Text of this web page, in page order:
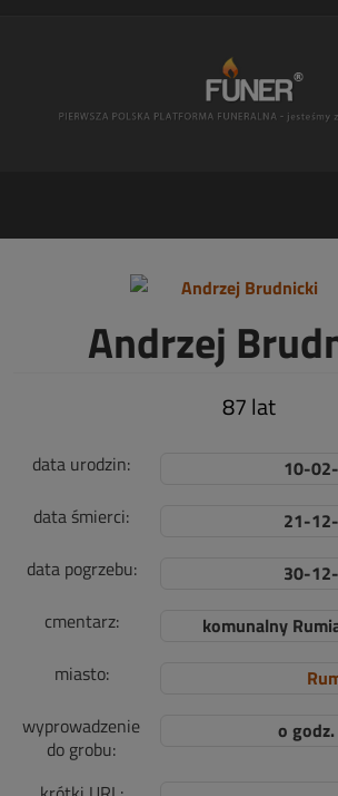
Andrzej
87 lat
data urodzin:
10-
data śmierci:
21-
data pogrzebu:
30-
cmentarz:
komunalny
miasto:
wyprowadzenie
do grobu:
o